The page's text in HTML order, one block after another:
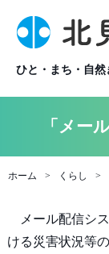
ひと・まち・自
「メー
ホーム くらし
メール配信シ
ける災害状況等